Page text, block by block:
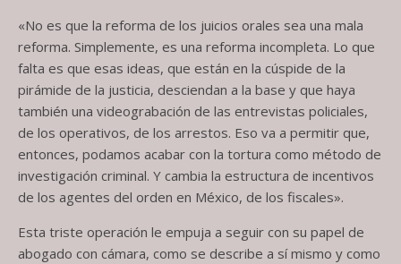
«No es que la reforma de los juicios orales sea una mala
reforma. Simplemente, es una reforma incompleta. Lo que
falta es que esas ideas, que están en la cúspide de la
pirámide de la justicia, desciendan a la base y que haya
también una videograbación de las entrevistas policiales,
de los operativos, de los arrestos. Eso va a permitir que,
entonces, podamos acabar con la tortura como método de
investigación criminal. Y cambia la estructura de incentivos
de los agentes del orden en México, de los fiscales».
Esta triste operación le empuja a seguir con su papel de
abogado con cámara, como se describe a sí mismo y como